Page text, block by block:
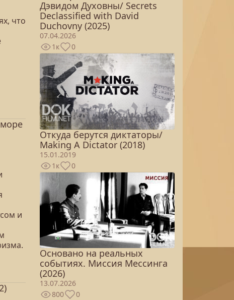
что
и
Дэвидом Духовны/ Secrets
Declassified with David
Duchovny (2025)
07.04.2026
1к
0
Откуда берутся диктаторы/
Making A Dictator (2018)
15.01.2019
1к
0
Основано на реальных
событиях. Миссия Мессинга
(2026)
13.07.2026
800
0